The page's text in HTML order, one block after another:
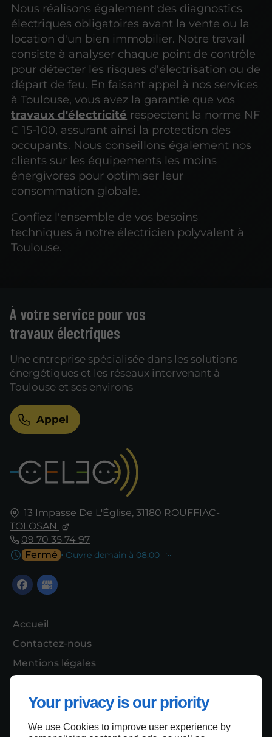
Your privacy is our priority
We use Cookies to improve user experience by
Nous réalisons également des diagnostics
électriques obligatoires avant la vente ou la
location d'un bien immobilier. Notre travail
consiste à analyser chaque point de contrôle
pour détecter les risques d'électrisation ou de
départ de feu. En faisant appel à nos services
à Toulouse, vous avez la garantie que vos
travaux d'électricité respectent la norme NF
C 15-100, assurant ainsi la protection des
occupants. Nous conseillons également nos
clients sur les équipements les moins
énergivores pour optimiser leur
consommation globale.
Confiez l'ensemble de vos besoins
techniques à notre électricien polyvalent à
Toulouse.
13 Impasse De L'Église, 31180 ROUFFIAC-
TOLOSAN
09 70 35 74 97
Fermé ⋅ Ouvre demain à 08:00
Accueil
Contactez-nous
Mentions légales
À votre service pour vos
travaux électriques
Une entreprise spécialisée dans les solutions
énergétiques et les réseaux intervenant à
Toulouse et ses environs
Appel